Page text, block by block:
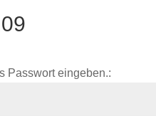
Passwort eingeben.: